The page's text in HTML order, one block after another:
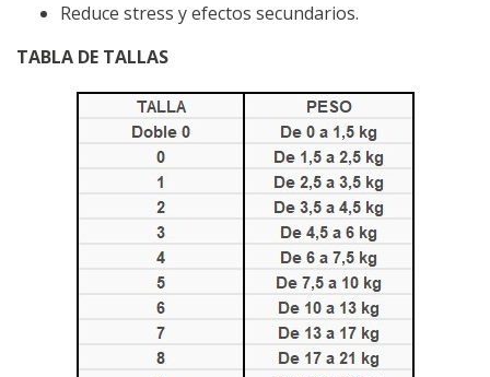
Reduce stress y efectos secundarios.
TABLA DE TALLAS